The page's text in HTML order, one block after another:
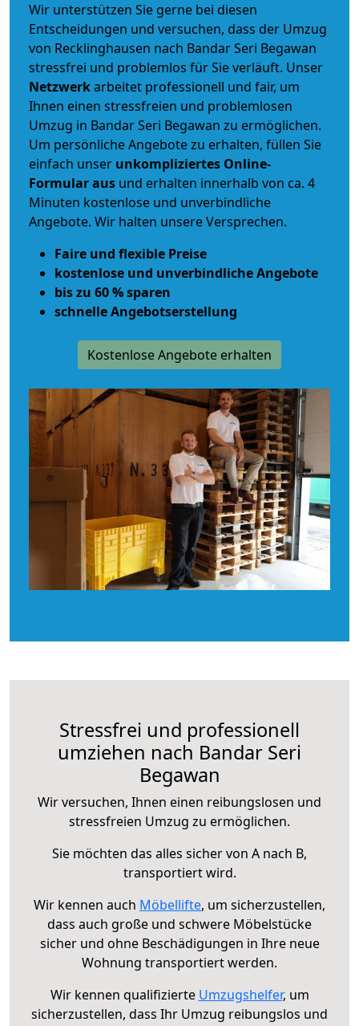
Wir unterstützen Sie gerne bei diesen
Entscheidungen und versuchen, dass der Umzug
von Recklinghausen nach Bandar Seri Begawan
stressfrei und problemlos für Sie verläuft. Unser
Netzwerkarbeitet professionell und fair, um
Ihnen einen stressfreien und problemlosen
Umzug in Bandar Seri Begawan zu ermöglichen.
Um persönliche Angebote zu erhalten, füllen Sie
einfach unser unkompliziertes Online-
Formular aus und erhalten innerhalb von ca. 4
Minuten kostenlose und unverbindliche
Angebote. Wir halten unsere Versprechen.
Faire und flexible Preise
kostenlose und unverbindliche Angebote
bis zu 60 % sparen
schnelle Angebotserstellung
Kostenlose Angebote erhalten
Stressfrei und professionell
umziehen nach Bandar Seri
Begawan
Wir versuchen, Ihnen einen reibungslosen und
stressfreien Umzug zu ermöglichen.
Sie möchten das alles sicher von A nach B,
transportiert wird.
Wir kennen auch Möbellifte, um sicherzustellen,
dass auch große und schwere Möbelstücke
sicher und ohne Beschädigungen in Ihre neue
Wohnung transportiert werden.
Wir kennen qualifizierte Umzugshelfer, um
sicherzustellen, dass Ihr Umzug reibungslos und